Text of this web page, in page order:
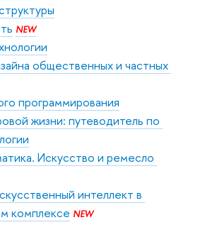
NEW
общественных и частных
программирования
жизни: путеводитель по
Искусство и ремесло
интеллект в
комплексе NEW